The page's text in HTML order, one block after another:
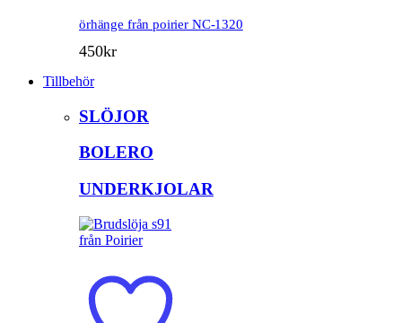
örhänge från poirier NC-1320
450kr
Tillbehör
SLÖJOR
BOLERO
UNDERKJOLAR